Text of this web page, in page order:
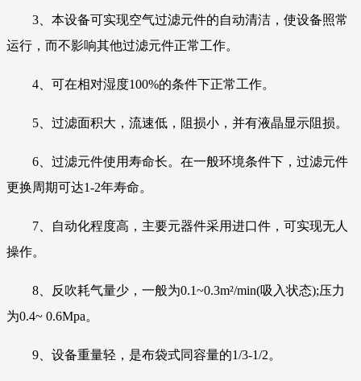
3、本设备可实现空气过滤元件的自动清洁，使设备照常
运行，而不影响其他过滤元件正常工作。
4、可在相对湿度100%的条件下正常工作。
5、过滤面积大，流速低，阻损小，并有液晶显示阻损。
6、过滤元件使用寿命长。在一般环境条件下，过滤元件
更换周期可达1-2年寿命。
7、自动化程度高，主要元器件采用进口件，可实现无人
操作。
8、反吹耗气量少，一般为0.1~0.3m²/min(吸入状态);压力
为0.4~ 0.6Mpa。
9、设备重量轻，是布袋式同容量的1/3-1/2。